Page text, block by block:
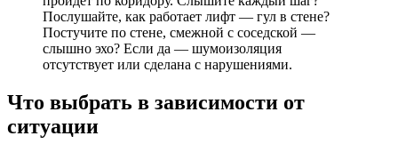
Послушайте, как работает лифт — гул в стене?
Постучите по стене, смежной с соседской —
слышно эхо? Если да — шумоизоляция
отсутствует или сделана с нарушениями.
Что выбрать в зависимости от
ситуации